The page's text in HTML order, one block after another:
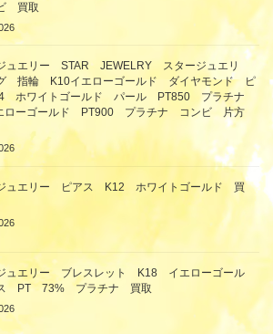
買取
ュエリー STAR JEWELRY スタージュエリ
指輪 K10イエローゴールド ダイヤモンド ピ
ホワイトゴールド パール PT850 プラチナ
ローゴールド PT900 プラチナ コンビ 片方
ュエリー ピアス K12 ホワイトゴールド 買
ュエリー ブレスレット K18 イエローゴール
PT 73% プラチナ 買取